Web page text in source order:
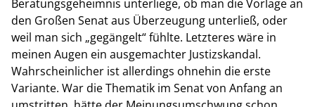
Beratungsgeheimnis unterliege, ob man die Vorlage an
den Großen Senat aus Überzeugung unterließ, oder
weil man sich „gegängelt“ fühlte. Letzteres wäre in
meinen Augen ein ausgemachter Justizskandal.
Wahrscheinlicher ist allerdings ohnehin die erste
Variante. War die Thematik im Senat von Anfang an